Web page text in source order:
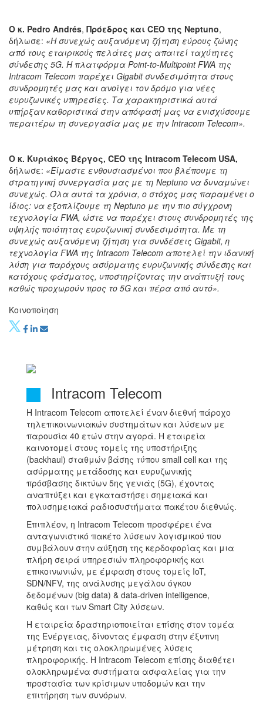
Ο κ. Pedro Andrés, Πρόεδρος και CEO της Neptuno,
δήλωσε: «Η συνεχώς αυξανόμενη ζήτηση εύρους ζώνης
από τους εταιρικούς πελάτες μας απαιτεί ταχύτητες
σύνδεσης 5G. Η πλατφόρμα Point-to-Multipoint FWA της
Intracom Telecom παρέχει Gigabit συνδεσιμότητα στους
συνδρομητές μας και ανοίγει τον δρόμο για νέες
ευρυζωνικές υπηρεσίες. Τα χαρακτηριστικά αυτά
υπήρξαν καθοριστικά στην απόφασή μας να ενισχύσουμε
περαιτέρω τη συνεργασία μας με την Intracom Telecom».
Ο κ. Κυριάκος Βέργος, CEO της Intracom Telecom USA,
δήλωσε: «Είμαστε ενθουσιασμένοι που βλέπουμε τη
στρατηγική συνεργασία μας με τη Neptuno να δυναμώνει
συνεχώς. Όλα αυτά τα χρόνια, ο στόχος μας παραμένει ο
ίδιος: να εξοπλίζουμε τη Neptuno με την πιο σύγχρονη
τεχνολογία FWA, ώστε να παρέχει στους συνδρομητές της
υψηλής ποιότητας ευρυζωνική συνδεσιμότητα. Με τη
συνεχώς αυξανόμενη ζήτηση για συνδέσεις Gigabit, η
τεχνολογία FWA της Intracom Telecom αποτελεί την ιδανική
λύση για παρόχους ασύρματης ευρυζωνικής σύνδεσης και
κατόχους φάσματος, υποστηρίζοντας την ανάπτυξή τους
καθώς προχωρούν προς το 5G και πέρα από αυτό».
Κοινοποίηση
Intracom Telecom
H Intracom Telecom αποτελεί έναν διεθνή πάροχο
τηλεπικοινωνιακών συστημάτων και λύσεων με
παρουσία 40 ετών στην αγορά. Η εταιρεία
καινοτομεί στους τομείς της υποστήριξης
(backhaul) σταθμών βάσης τύπου small cell και της
ασύρματης μετάδοσης και ευρυζωνικής
πρόσβασης δικτύων 5ης γενιάς (5G), έχοντας
αναπτύξει και εγκαταστήσει σημειακά και
πολυσημειακά ραδιοσυστήματα πακέτου διεθνώς.
Επιπλέον, η Intracom Telecom προσφέρει ένα
ανταγωνιστικό πακέτο λύσεων λογισμικού που
συμβάλουν στην αύξηση της κερδοφορίας και μια
πλήρη σειρά υπηρεσιών πληροφορικής και
επικοινωνιών, με έμφαση στους τομείς IoT,
SDN/NFV, της ανάλυσης μεγάλου όγκου
δεδομένων (big data) & data-driven intelligence,
καθώς και των Smart City λύσεων.
Η εταιρεία δραστηριοποιείται επίσης στον τομέα
της Ενέργειας, δίνοντας έμφαση στην έξυπνη
μέτρηση και τις ολοκληρωμένες λύσεις
πληροφορικής. Η Intracom Telecom επίσης διαθέτει
ολοκληρωμένα συστήματα ασφαλείας για την
προστασία των κρίσιμων υποδομών και την
επιτήρηση των συνόρων.